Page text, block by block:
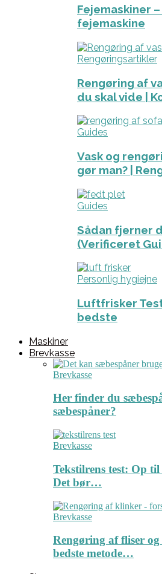
Fejemaskiner
fejemaskine
Rengøringsartikler
Rengøring af
du skal vide |
Guides
Vask og
gør man? |
Guides
Sådan fjerner
(Verificeret
Personlig hygiejne
Luftfrisker
bedste
Maskiner
Brevkasse
Brevkasse
Her finder du
sæbespåner?
Brevkasse
Tekstilrens test: Op
Det bør…
Brevkasse
Rengøring af fliser
bedste metode…